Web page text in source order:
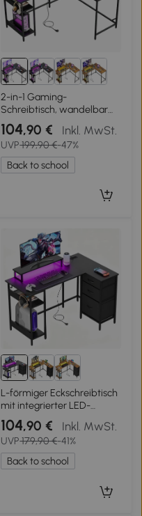
2-in-1 Gaming-
Schreibtisch, wandelbar
als L- oder I-Form, erhöhte
Monitorablage,
140x50x87.5 cm, Schwarz
104,90 € Inkl. MwSt.
UVP199,90 €-47%
Back to school
L-förmiger Eckschreibtisch
mit integrierter LED-
Beleuchtung, 3
Stoffschubladen, 2 offene
Ablagen, 123x80x75 cm,
Schwarz
104,90 € Inkl. MwSt.
UVP179,90 €-41%
Back to school